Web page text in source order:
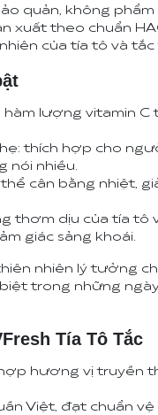
quản, không
xuất theo chuẩn
của tía tô và
lượng vitamin C
thích hợp cho
nói nhiều.
cân bằng nhiệt,
thơm dịu của tía tô
giác sảng khoái.
nhiên lý tưởng
trong những
Tía Tô Tắc
hương vị truyền
Việt, đạt chuẩn